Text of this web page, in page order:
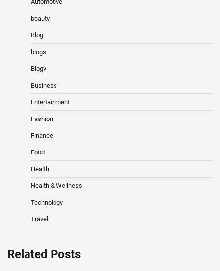
Automotive
beauty
Blog
blogs
Blogv
Business
Entertainment
Fashion
Finance
Food
Health
Health & Wellness
Technology
Travel
Related Posts